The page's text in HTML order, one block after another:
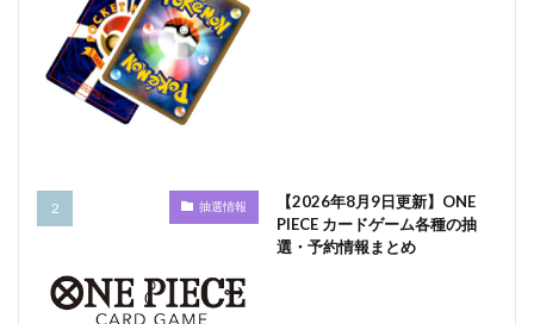
抽選情報
【2026年8月9日更新】ONE
PIECE カードゲーム各種の抽
選・予約情報まとめ